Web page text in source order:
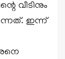
വീടിനും
ഇന്ന്